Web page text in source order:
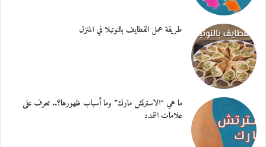
طريقة عمل القطايف بالنوتيلا في المنزل
ما هي “الاسترتش مارك” وما أسباب ظهورها؟.. تعرف على
علامات التمدد